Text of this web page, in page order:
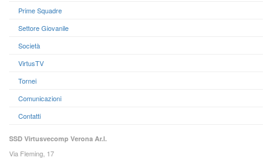
Prime Squadre
Settore Giovanile
Società
VirtusTV
Tornei
Comunicazioni
Contatti
SSD Virtusvecomp Verona Ar.l.
Via Fleming, 17